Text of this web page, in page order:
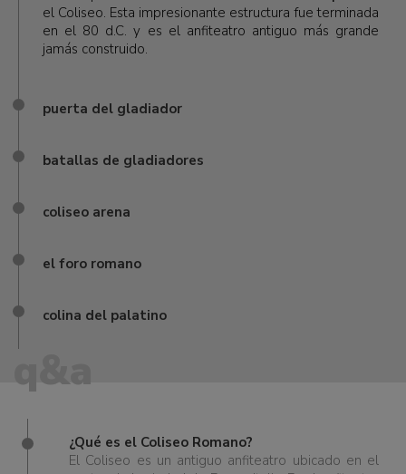
el Coliseo. Esta impresionante estructura fue terminada
en el 80 d.C. y es el anfiteatro antiguo más grande
jamás construido.
puerta del gladiador
batallas de gladiadores
coliseo arena
el foro romano
colina del palatino
q&a
¿Qué es el Coliseo Romano?
El Coliseo es un antiguo anfiteatro ubicado en el